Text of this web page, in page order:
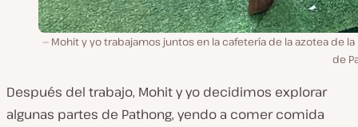
Mohit y yo trabajamos juntos en la cafetería de la azotea de la
de
Después del trabajo, Mohit y yo decidimos explorar
algunas partes de Pathong, yendo a comer comida